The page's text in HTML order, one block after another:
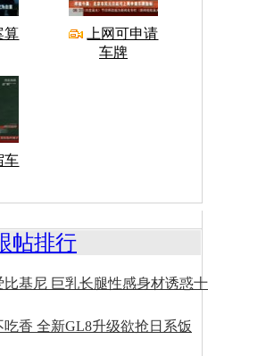
算
上网可申请
车牌
车
帖排行
比基尼 巨乳长腿性感身材诱惑十
吃香 全新GL8升级欲抢日系饭